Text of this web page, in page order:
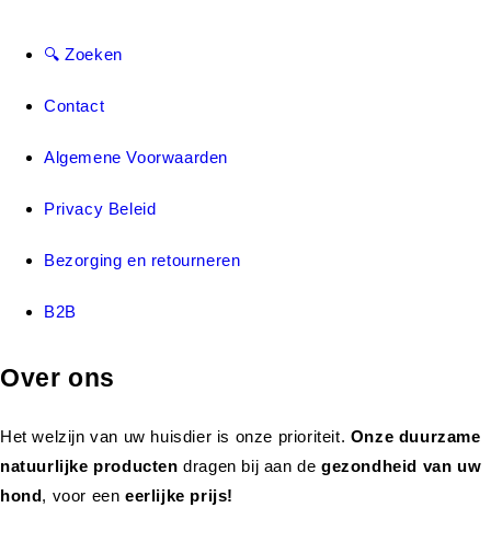
🔍 Zoeken
Contact
Algemene Voorwaarden
Privacy Beleid
Bezorging en retourneren
B2B
Over ons
Het welzijn van uw huisdier is onze prioriteit. Onze duurzame
natuurlijke productendragen bij aan de gezondheid van uw
hond, voor eeneerlijke prijs!